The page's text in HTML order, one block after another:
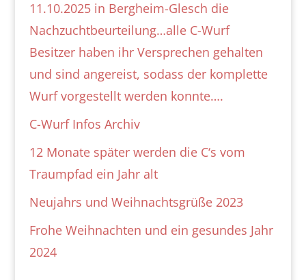
11.10.2025 in Bergheim-Glesch die
Nachzuchtbeurteilung…alle C-Wurf
Besitzer haben ihr Versprechen gehalten
und sind angereist, sodass der komplette
Wurf vorgestellt werden konnte….
C-Wurf Infos Archiv
12 Monate später werden die C‘s vom
Traumpfad ein Jahr alt
Neujahrs und Weihnachtsgrüße 2023
Frohe Weihnachten und ein gesundes Jahr
2024